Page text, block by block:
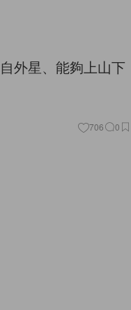
外星、能夠上山下
706 0